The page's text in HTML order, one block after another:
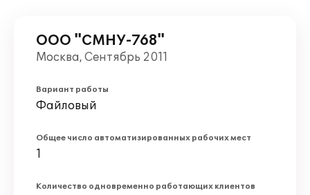
ООО "СМНУ-768"
Москва, Сентябрь 2011
Вариант работы
Файловый
Общее число автоматизированных рабочих мест
1
Количество одновременно работающих клиентов